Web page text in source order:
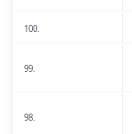
100.
99.
98.